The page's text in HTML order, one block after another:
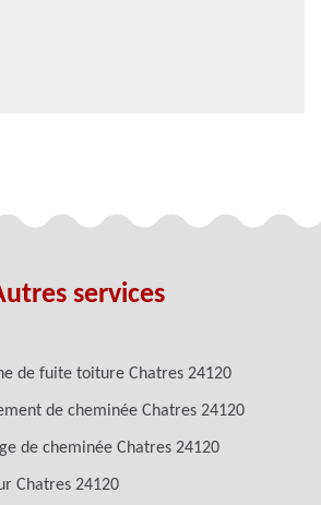
services
de fuite toiture Chatres 24120
de cheminée Chatres 24120
de cheminée Chatres 24120
Chatres 24120